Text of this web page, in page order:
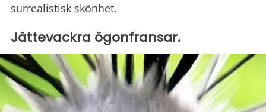
surrealistisk skönhet.
Jättevackra ögonfransar.